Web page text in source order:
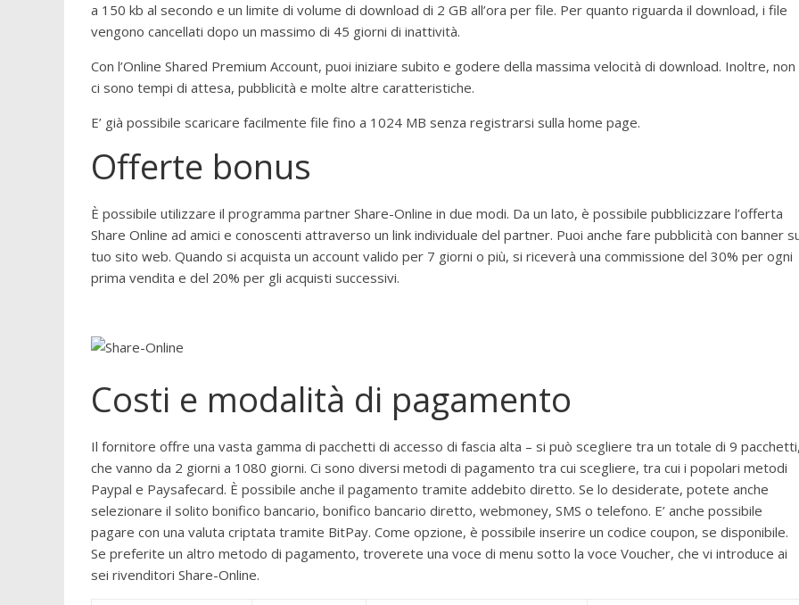
a 150 kb al secondo e un limite di volume di download di 2 GB all’ora per file. Per quanto riguarda il download, i file
vengono cancellati dopo un massimo di 45 giorni di inattività.
Con l’Online Shared Premium Account, puoi iniziare subito e godere della massima velocità di download. Inoltre, non
ci sono tempi di attesa, pubblicità e molte altre caratteristiche.
E’ già possibile scaricare facilmente file fino a 1024 MB senza registrarsi sulla home page.
Offerte bonus
È possibile utilizzare il programma partner Share-Online in due modi. Da un lato, è possibile pubblicizzare l’offerta
Share Online ad amici e conoscenti attraverso un link individuale del partner. Puoi anche fare pubblicità con banner
tuo sito web. Quando si acquista un account valido per 7 giorni o più, si riceverà una commissione del 30% per ogni
prima vendita e del 20% per gli acquisti successivi.
Costi e modalità di pagamento
Il fornitore offre una vasta gamma di pacchetti di accesso di fascia alta – si può scegliere tra un totale di 9
che vanno da 2 giorni a 1080 giorni. Ci sono diversi metodi di pagamento tra cui scegliere, tra cui i popolari metodi
Paypal e Paysafecard. È possibile anche il pagamento tramite addebito diretto. Se lo desiderate, potete anche
selezionare il solito bonifico bancario, bonifico bancario diretto, webmoney, SMS o telefono. E’ anche possibile
pagare con una valuta criptata tramite BitPay. Come opzione, è possibile inserire un codice coupon, se disponibile.
Se preferite un altro metodo di pagamento, troverete una voce di menu sotto la voce Voucher, che vi introduce ai
sei rivenditori Share-Online.